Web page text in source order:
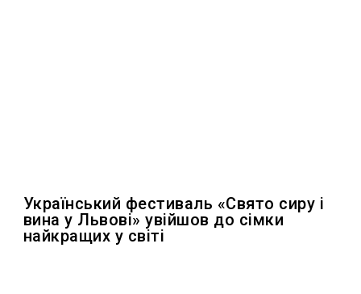
Український фестиваль «Свято сиру і
вина у Львові» увійшов до сімки
найкращих у світі